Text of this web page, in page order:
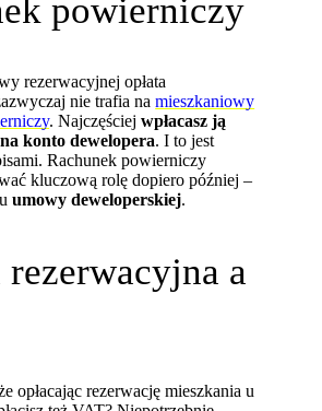
powierniczy
rezerwacyjnej opłata
nie trafia namieszkaniowy
. Najczęściejwpłacasz ją
konto dewelopera. I to jest
Rachunek powierniczy
kluczową rolę dopiero później –
umowy deweloperskiej.
rezerwacyjna a
opłacając rezerwację mieszkania u